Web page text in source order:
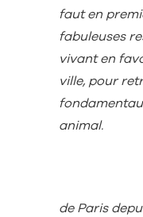
faut en
fabuleuses
vivant en
ville, pour
animal.
de Paris